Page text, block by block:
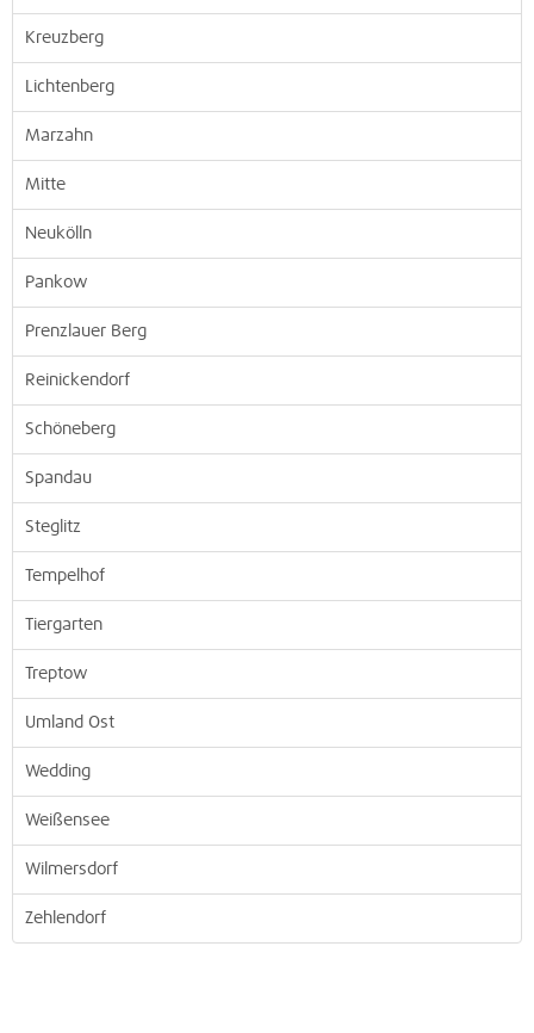
Kreuzberg
Lichtenberg
Marzahn
Mitte
Neukölln
Pankow
Prenzlauer Berg
Reinickendorf
Schöneberg
Spandau
Steglitz
Tempelhof
Tiergarten
Treptow
Umland Ost
Wedding
Weißensee
Wilmersdorf
Zehlendorf